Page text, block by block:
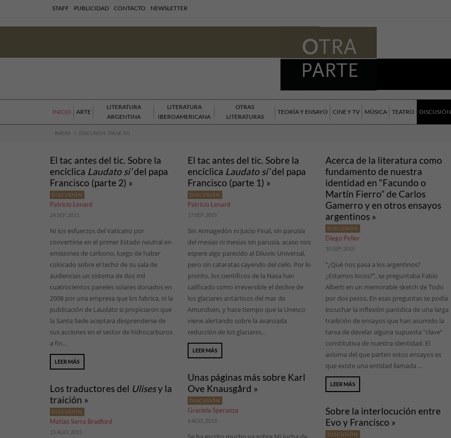
STAFF PUBLICIDAD CONTACTO NEWSLETTER
INICIO ARTE
LITERATURA
ARGENTINA
LITERATURA
IBEROAMERICANA
OTRAS
LITERATURAS
TEORÍA Y ENSAYO CINE Y TV MÚSICA TEATRO DISCUSIÓN
INICIO » DISCUSIÓN (PAGE 35)
El tac antes del tic. Sobre la
encíclica Laudato si’del papa
Francisco (parte 2) »
DISCUSIÓN
Patricio Lenard
24 SEP, 2015
Ni los esfuerzos del Vaticano por
convertirse en el primer Estado neutral en
emisiones de carbono, luego de haber
colocado sobre el techo de su sala de
audiencias un sistema de dos mil
cuatrocientos paneles solares donados en
2008 por una empresa que los fabrica, ni la
publicación de Laudato si propiciaron que
la Santa Sede aceptara desprenderse de
sus acciones en el sector de hidrocarburos
a fin...
LEER MÁS
Los traductores del Ulisesy la
traición »
DISCUSIÓN
Matías Serra Bradford
13 AGO, 2015
El tac antes del tic. Sobre la
encíclica Laudato si’del papa
Francisco (parte 1) »
DISCUSIÓN
Patricio Lenard
17 SEP, 2015
Sin Armagedón ni Juicio Final, sin parusía
del mesías ni mesías sin parusía, acaso nos
espere algo parecido al Diluvio Universal,
pero sin cataratas cayendo del cielo. Por lo
pronto, los científicos de la Nasa han
calificado como irreversible el declive de
los glaciares antárticos del mar de
Amundsen, y hace tiempo que la Unesco
viene alertando sobre la avanzada
reducción de los glaciares...
LEER MÁS
Unas páginas más sobre Karl
Ove Knausgård »
DISCUSIÓN
Graciela Speranza
6 AGO, 2015
Acerca de la literatura como
fundamento de nuestra
identidad en “Facundo o
Martín Fierro” de Carlos
Gamerro y en otros ensayos
argentinos »
DISCUSIÓN
Diego Peller
10 SEP, 2015
“¿Qué nos pasa a los argentinos?
¿Estamos locos?”, se preguntaba Fabio
Alberti en un memorable sketch de Todo
por dos pesos. En esas preguntas se podía
escuchar la inflexión paródica de una larga
tradición de ensayos que han asumido la
tarea de develar alguna supuesta “clave”
constitutiva de nuestra identidad. El
axioma del que parten estos ensayos es
que existe una entidad llamada ...
LEER MÁS
Sobre la interlocución entre
Evo y Francisco »
DISCUSIÓN